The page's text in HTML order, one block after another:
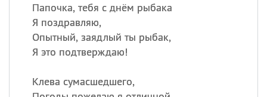
Папочка, тебя с днём рыбака
Я поздравляю,
Опытный, заядлый ты рыбак,
Я это подтверждаю!
Клева сумасшедшего,